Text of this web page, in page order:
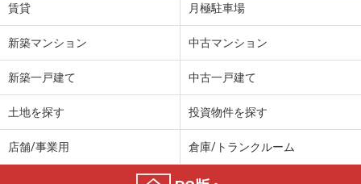
賃貸 月極駐車場
新築マンション 中古マンション
新築一戸建て 中古一戸建て
土地を探す 投資物件を探す
店舗/事業用 倉庫/トランクルーム